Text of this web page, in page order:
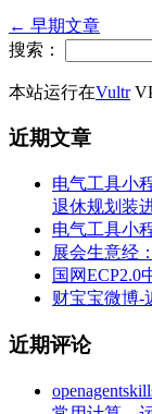
← 早期文章
搜索：
本站运行在Vultr
近期文章
电气工具小
退休规划装
电气工具小
展会生意经
国网ECP2.0
财宝宝微博-
近期评论